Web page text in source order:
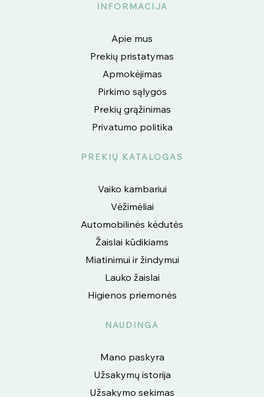
INFORMACIJA
Apie mus
Prekių pristatymas
Apmokėjimas
Pirkimo sąlygos
Prekių grąžinimas
Privatumo politika
PREKIŲ KATALOGAS
Vaiko kambariui
Vėžimėliai
Automobilinės kėdutės
Žaislai kūdikiams
Miatinimui ir žindymui
Lauko žaislai
Higienos priemonės
NAUDINGA
Mano paskyra
Užsakymų istorija
Užsakymo sekimas